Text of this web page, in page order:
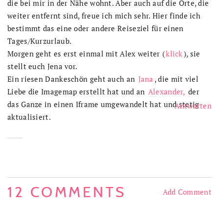
die bei mir in der Nähe wohnt. Aber auch auf die Orte, die
weiter entfernt sind, freue ich mich sehr. Hier finde ich
bestimmt das eine oder andere Reiseziel für einen
Tages/Kurzurlaub.
Morgen geht es erst einmal mit Alex weiter (klick), sie
stellt euch Jena vor.
Ein riesen Dankeschön geht auch an Jana , die mit viel
Liebe die Imagemap erstellt hat und an Alexander, der
das Ganze in einen Iframe umgewandelt hat und stetig
aktualisiert.
12 COMMENTS Add Comment
Antworten